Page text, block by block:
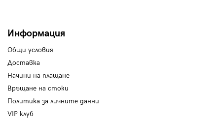
Информация
Общи условия
Доставка
Начини на плащане
Връщане на стоки
Политика за личните данни
VIP клуб